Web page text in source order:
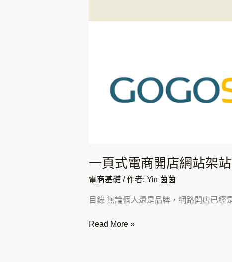
一頁式電商開店網站架
電商基礎/ 作者: Yin 茵茵
目錄 無論個人還是品牌，網路開店已
站
Read More »